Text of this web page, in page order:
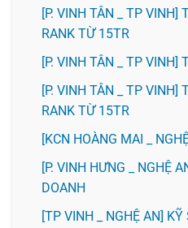
[P. VINH TÂN _ TP VINH]
RANK TỪ 15TR
[P. VINH TÂN _ TP VINH]
[P. VINH TÂN _ TP VINH]
RANK TỪ 15TR
️[KCN HOÀNG MAI _
️[P. VINH HƯNG _ NGHỆ
DOANH
[TP VINH _ NGHỆ AN]